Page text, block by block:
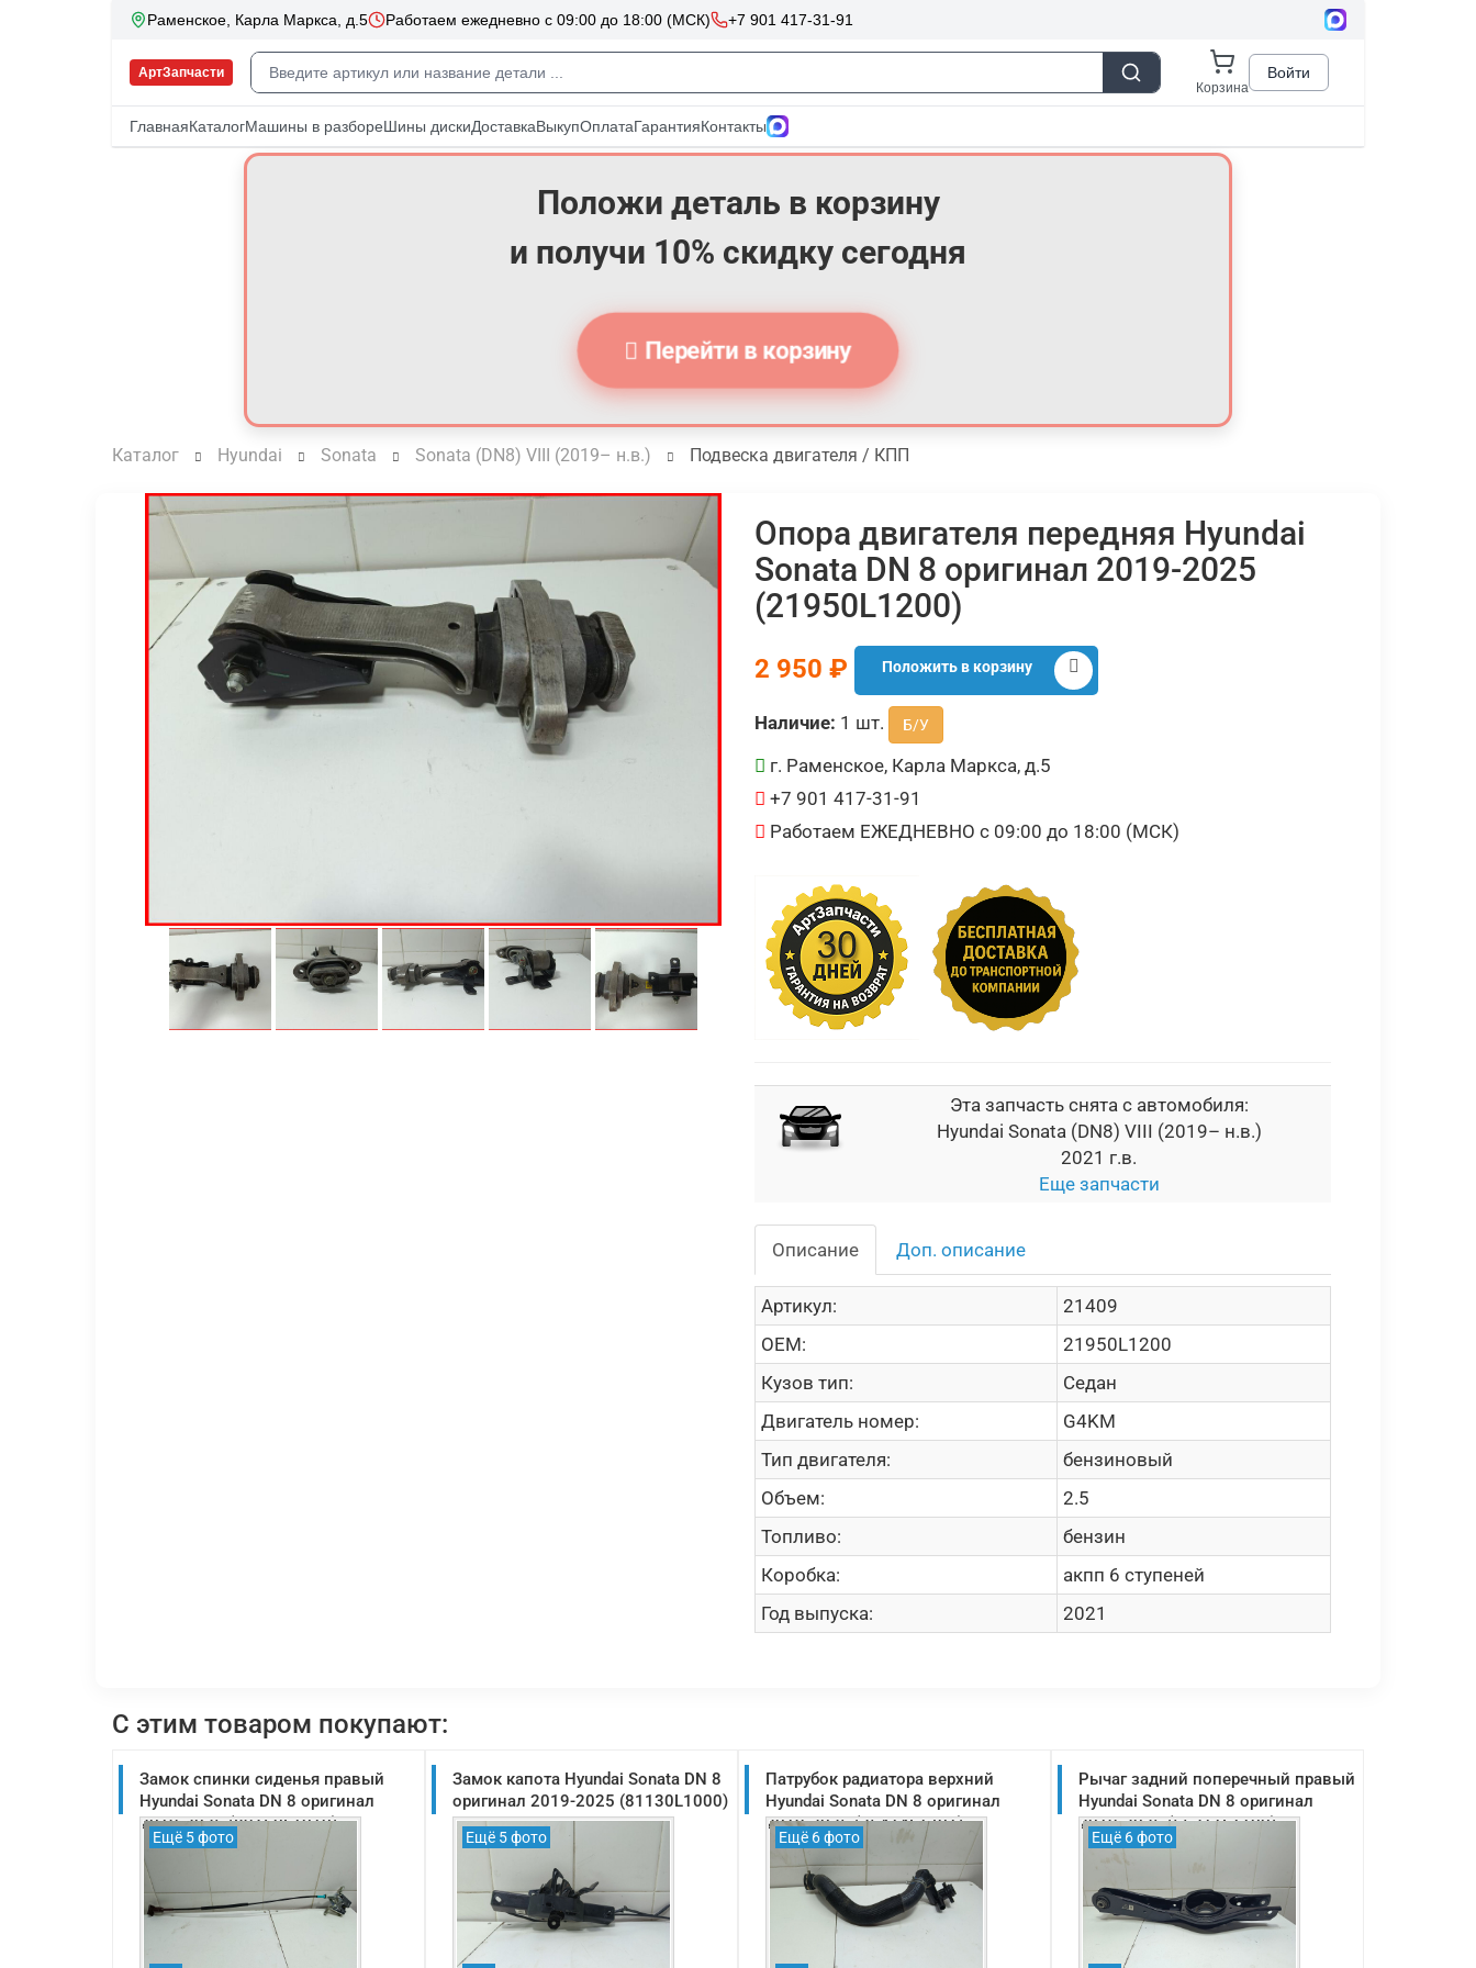
Положи деталь в корзину
и получи 10% скидку сегодня
Перейти в корзину
Каталог Hyundai Sonata Sonata (DN8) VIII (2019– н.в.) Подвеска двигателя / КПП
Опора двигателя передняя Hyundai
Sonata DN 8 оригинал 2019-2025
(21950L1200)
2 950 ₽ Положить в корзину
Наличие: 1 шт. Б/У
г. Раменское, Карла Маркса, д.5
+7 901 417-31-91
Работаем ЕЖЕДНЕВНО с 09:00 до 18:00 (МСК)
Эта запчасть снята с автомобиля:
Hyundai Sonata (DN8) VIII (2019– н.в.)
2021 г.в.
Еще запчасти
Описание Доп. описание
Артикул:
21409
OEM:
21950L1200
Кузов тип:
Седан
Двигатель номер:
G4KM
Тип двигателя:
бензиновый
Объем:
2.5
Топливо:
бензин
Коробка:
акпп 6 ступеней
Год выпуска:
2021
С этим товаром покупают:
Замок спинки сиденья правый
Hyundai Sonata DN 8 оригинал
2019-2025 (89T60L1010)
Ещё 5 фото
Замок капота Hyundai Sonata DN 8
оригинал 2019-2025 (81130L1000)
Ещё 5 фото
Патрубок радиатора верхний
Hyundai Sonata DN 8 оригинал
2019-2025 (25414L1701)
Ещё 6 фото
Рычаг задний поперечный правый
Hyundai Sonata DN 8 оригинал
2019-2025 (55211L1100)
Ещё 6 фото